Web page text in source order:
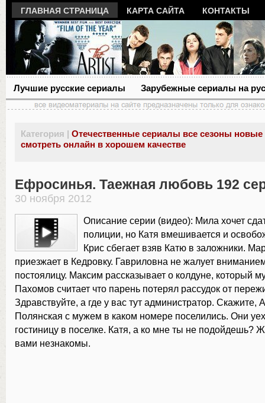
ГЛАВНАЯ СТРАНИЦА КАРТА САЙТА КОНТАКТЫ
Лучшие русские сериалы Зарубежные сериалы на
Категория | Отечественные сериалы все сезоны
смотреть онлайн в хорошем качестве
Ефросинья. Таежная любовь 192
30 ноября 2012
Описание серии (видео): Мила хочет
полиции, но Катя вмешивается и
Крис сбегает взяв Катю в заложники.
приезжает в Кедровку. Гавриловна не жалует
постоялицу. Максим рассказывает о колдуне, который
Пахомов считает что парень потерял рассудок от
Здравствуйте, а где у вас тут администратор. Скажите,
Полянская с мужем в каком номере поселились. Они
гостиницу в поселке. Катя, а ко мне ты не подойдешь?
вами незнакомы.